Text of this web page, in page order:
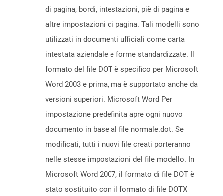
di pagina, bordi, intestazioni, piè di pagina e
altre impostazioni di pagina. Tali modelli sono
utilizzati in documenti ufficiali come carta
intestata aziendale e forme standardizzate. Il
formato del file DOT è specifico per Microsoft
Word 2003 e prima, ma è supportato anche da
versioni superiori. Microsoft Word Per
impostazione predefinita apre ogni nuovo
documento in base al file normale.dot. Se
modificati, tutti i nuovi file creati porteranno
nelle stesse impostazioni del file modello. In
Microsoft Word 2007, il formato di file DOT è
stato sostituito con il formato di file DOTX